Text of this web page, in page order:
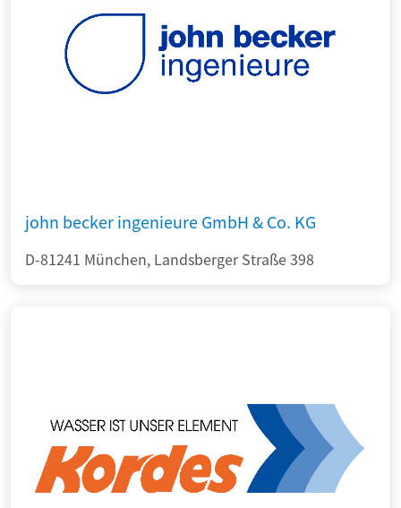
john becker ingenieure GmbH & Co. KG
D-81241 München, Landsberger Straße 398